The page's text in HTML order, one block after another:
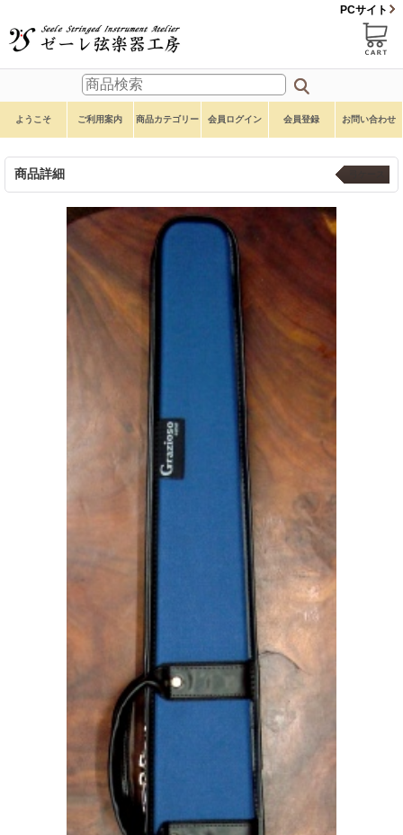
PCサイト
ようこそ ご利用案内 商品カテゴリー 会員ログイン 会員登録 お問い合わせ
商品詳細